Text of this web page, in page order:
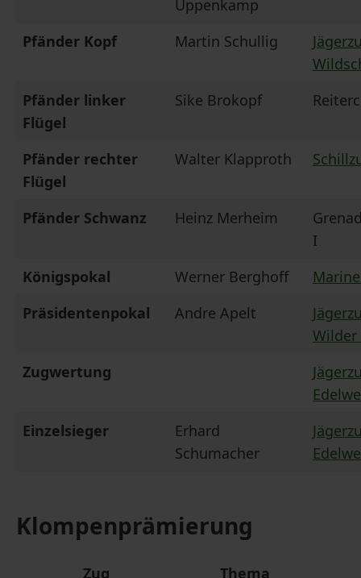
Uppenkamp
Pfänder Kopf
Martin Schullig
Pfänder linker
Flügel
Sike Brokopf
Pfänder rechter
Flügel
Walter Klapproth
Pfänder Schwanz Heinz Merheim
I
Königspokal
Werner Berghoff
Präsidentenpokal
Andre Apelt
Wilder
Zugwertung
Einzelsieger
Erhard
Schumacher
Klompenprämierung
Zug
Thema